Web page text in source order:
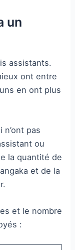
un
assistants.
ont entre
en ont plus
pas
ou
la quantité de
et de la
et le nombre
: